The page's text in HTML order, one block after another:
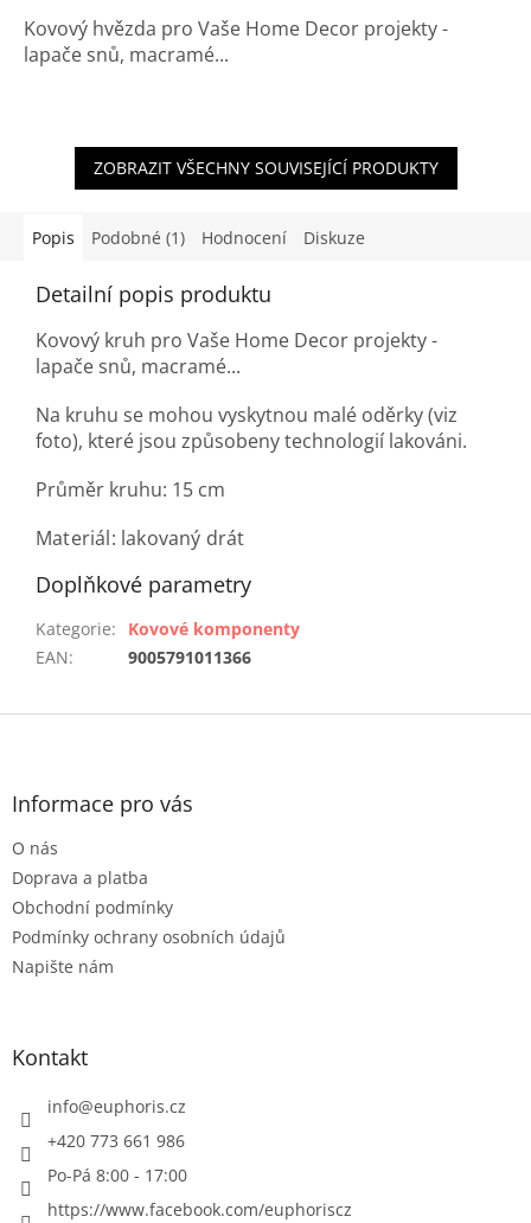
Kovový hvězda pro Vaše Home Decor projekty -
lapače snů, macramé...
ZOBRAZIT VŠECHNY SOUVISEJÍCÍ PRODUKTY
Popis Podobné (1) Hodnocení Diskuze
Detailní popis produktu
Kovový kruh pro Vaše Home Decor projekty -
lapače snů, macramé...
Na kruhu se mohou vyskytnou malé oděrky (viz
foto), které jsou způsobeny technologií lakováni.
Průměr kruhu: 15 cm
Materiál: lakovaný drát
Doplňkové parametry
Kategorie:
Kovové komponenty
EAN: 9005791011366
Z
Informace pro vás
O nás
Doprava a platba
Obchodní podmínky
Podmínky ochrany osobních údajů
Napište nám
Kontakt
info@euphoris.cz
+420 773 661 986
Po-Pá 8:00 - 17:00
https://www.facebook.com/euphoriscz